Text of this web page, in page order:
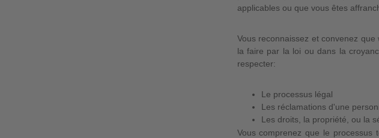
applicables ou que vous êtes
Vous reconnaissez et convenez
la faire par la loi ou dans la
respecter:
Le processus légal
Les réclamations d'une
Les droits, la propriété, ou la
Vous comprenez que le processus